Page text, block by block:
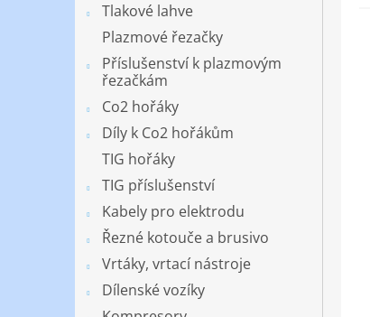
Tlakové lahve
Plazmové řezačky
Příslušenství k plazmovým
řezačkám
Co2 hořáky
Díly k Co2 hořákům
TIG hořáky
TIG příslušenství
Kabely pro elektrodu
Řezné kotouče a brusivo
Vrtáky, vrtací nástroje
Dílenské vozíky